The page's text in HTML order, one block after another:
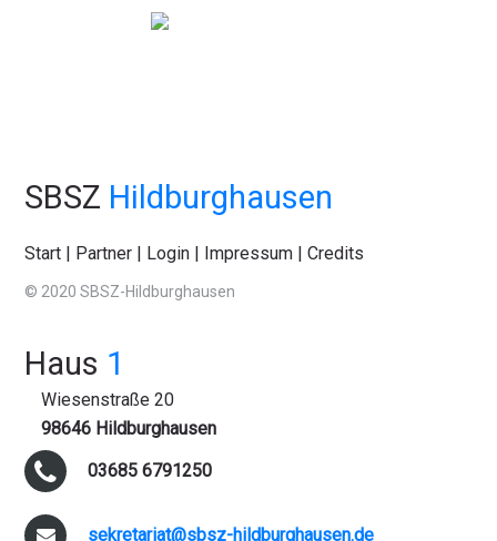
SBSZ Hildburghausen
Start | Partner | Login | Impressum |Credits
© 2020 SBSZ-Hildburghausen
Haus 1
Wiesenstraße 20
98646 Hildburghausen
03685 6791250
sekretariat@sbsz-hildburghausen.de